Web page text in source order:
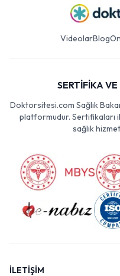
VideolarBlog
SERTİFİKA
Doktorsitesi.com Sağlık
platformudur. Sertifikaları
sağlık
İLETİŞİM